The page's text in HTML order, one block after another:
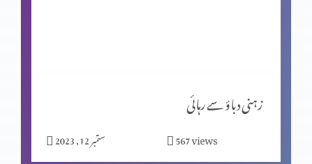
مسیحیت اور شاگردیت پارٹ 2
زہنی دباؤ سے رہائی
ستمبر 12, 2023 567views